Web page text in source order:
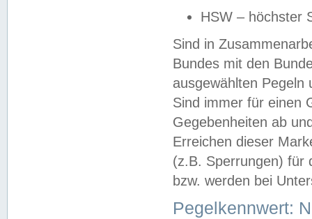
HSW – höchster
Sind in
Bundes mit den
ausgewählten
Sind immer für einen
Gegebenheiten ab
Erreichen dieser
(z.B. Sperrungen) für
bzw. werden bei
Pegelkennwert: